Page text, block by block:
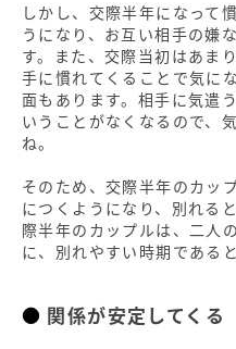
しかし、交際半年になって
うになり、お互い相手の嫌
す。また、交際当初はあま
手に慣れてくることで気に
面もあります。相手に気遣
いうことがなくなるので、
ね。
そのため、交際半年のカッ
につくようになり、別れる
際半年のカップルは、二人
に、別れやすい時期である
関係が安定してくる